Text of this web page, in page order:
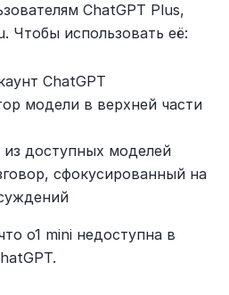
ChatGPT Plus,
Чтобы использовать её:
ChatGPT
модели в верхней части
из доступных моделей
сфокусированный на
o1 mini недоступна в